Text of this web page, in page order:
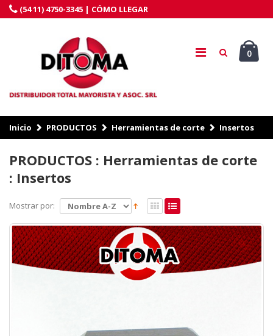
(54 11) 4750-3345 | CÓMO LLEGAR
0
Inicio PRODUCTOS Herramientas de corte Insertos
PRODUCTOS : Herramientas de corte
: Insertos
Mostrar por: